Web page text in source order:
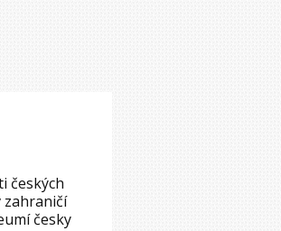
českých
zahraničí
česky